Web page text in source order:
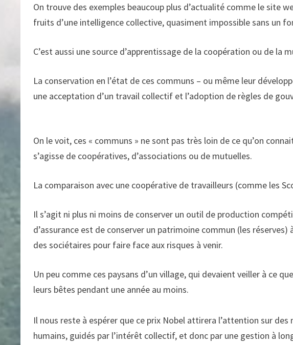
On trouve des exemples beaucoup plus d’actualité comme le site
fruits d’une intelligence collective, quasiment impossible sans un
C’est aussi une source d’apprentissage de la coopération ou de la
La conservation en l’état de ces communs – ou même leur
une acceptation d’un travail collectif et l’adoption de règles de
On le voit, ces « communs » ne sont pas très loin de ce qu’on
s’agisse de coopératives, d’associations ou de mutuelles.
La comparaison avec une coopérative de travailleurs (comme les
Il s’agit ni plus ni moins de conserver un outil de production
d’assurance est de conserver un patrimoine commun (les
des sociétaires pour faire face aux risques à venir.
Un peu comme ces paysans d’un village, qui devaient veiller à ce
leurs bêtes pendant une année au moins.
Il nous reste à espérer que ce prix Nobel attirera l’attention sur
humains, guidés par l’intérêt collectif, et donc par une gestion à